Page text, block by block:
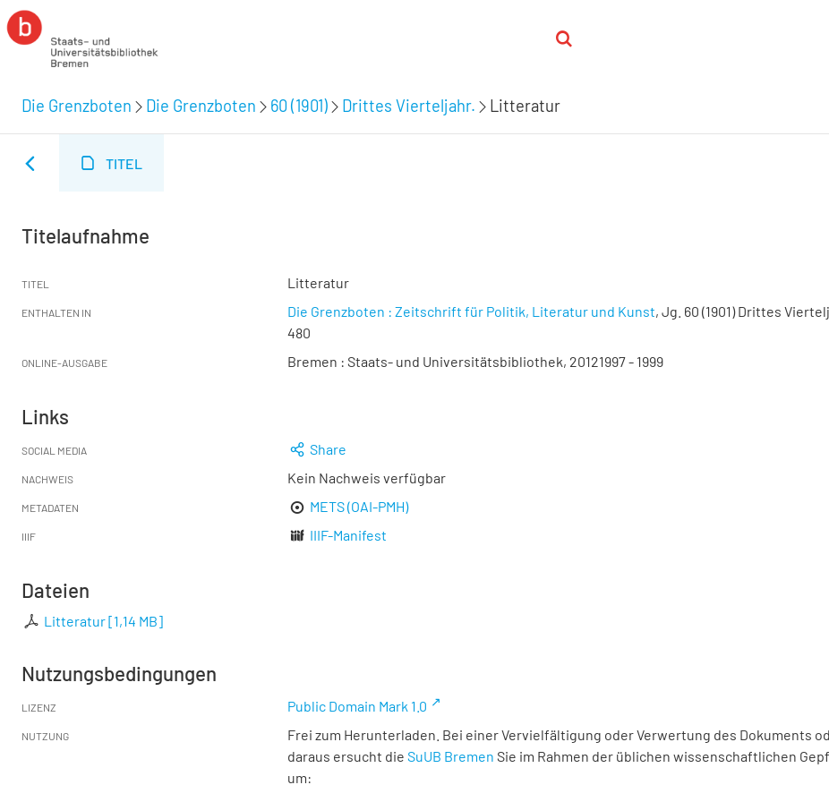
Die Grenzboten Die Grenzboten 60 (1901) Drittes Vierteljahr. Litteratur
TITEL
Titelaufnahme
TITEL Litteratur
ENTHALTEN IN Die Grenzboten : Zeitschrift für Politik, Literatur und Kunst, Jg. 60 (1901) Drittes
480
ONLINE-AUSGABE Bremen : Staats- und Universitätsbibliothek, 20121997 - 1999
Links
SOCIAL MEDIA Share
NACHWEIS Kein Nachweis verfügbar
METADATEN METS (OAI-PMH)
IIIF IIIF-Manifest
Dateien
Litteratur[1,14 MB]
Nutzungsbedingungen
LIZENZ Public Domain Mark 1.0
NUTZUNG
Frei zum Herunterladen. Bei einer Vervielfältigung oder Verwertung des Dokuments
daraus ersucht die SuUB Bremen Sie im Rahmen der üblichen wissenschaftlichen
um: